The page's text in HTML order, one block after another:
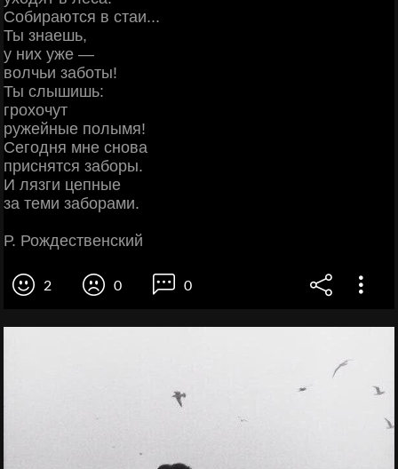
Собираются в стаи...
Ты знаешь,
у них уже —
волчьи заботы!
Ты слышишь:
грохочут
ружейные полымя!
Сегодня мне снова
приснятся заборы.
И лязги цепные
за теми заборами.
Р. Рождественский
2 0 0